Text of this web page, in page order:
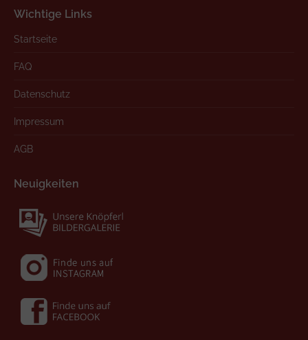
Wichtige Links
Startseite
FAQ
Datenschutz
Impressum
AGB
Neuigkeiten